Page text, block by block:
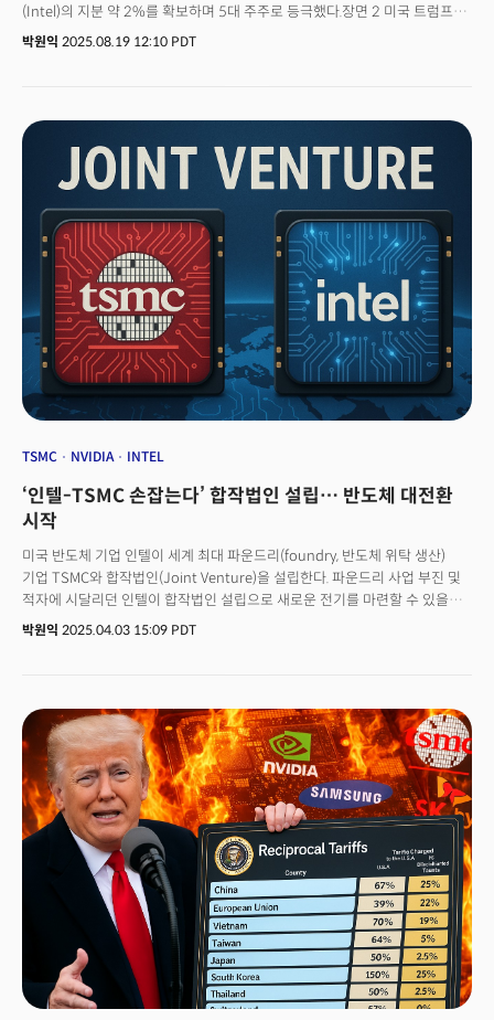
(Intel)의 지분 약 2%를 확보하며 5대 주주로 등극했다.장면 2 미국 트럼프
행정부가 ‘반도체 지원법(CHIPS and Science Act)’에 따라 인텔에 지급될
별개의 금융 투자처럼 보인다. 하지만 그 이면을 들여다보면 미국과 일본의
국가적 이해관계, 그리고 손정의 소프트뱅크 그룹 회장이 그리는 AI 전략이
정교하게 맞물린 ‘지정학적 빅딜’의 서막으로 해석할 수 있다. 미국 엔비디아
(Nvidia)가 독주하는 AI 반도체 시장과 대만 TSMC, 한국의 삼성전자가 양분해
온 파운드리(Foundry, 반도체 위탁 생산) 시장 구도를 재편할 수 있는
잠재력을 지녔기 때문이다. 시장의 신뢰를 불어넣는 민간 대형 투자 기업과
미국 행정부의 국가적 지원이 결합된, 국제적 규모의 ‘민관협력’ 프로젝트가
진행되고 있는 것이다. 핵심은 미국 종합반도체업체(IDM, Integrated Device
Manufacturer, 반도체 설계부터 완제품 생산까지 모든 분야를 자체 운영하는
업체를 의미) 인텔 되살리기. 한때 반도체의 왕으로 군림했던 인텔이 과거의
지위를 되찾고, 지형도를 바꿀 수 있을지 업계의 시선이 쏠리고 있다.
박원익 2025.08.19 12:10 PDT
TSMC NVIDIA INTEL
‘인텔-TSMC 손잡는다’ 합작법인 설립… 반도체 대전환
시작
미국 반도체 기업 인텔이 세계 최대 파운드리(foundry, 반도체 위탁 생산)
기업 TSMC와 합작법인(Joint Venture)을 설립한다. 파운드리 사업 부진 및
적자에 시달리던 인텔이 합작법인 설립으로 새로운 전기를 마련할 수 있을지
귀추가 주목된다.
박원익 2025.04.03 15:09 PDT